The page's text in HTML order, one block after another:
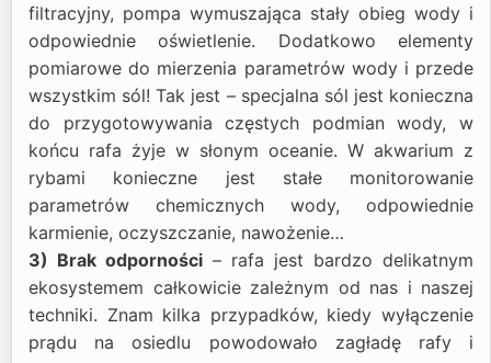
filtracyjny, pompa wymuszająca stały obieg wody i
odpowiednie oświetlenie. Dodatkowo elementy
pomiarowe do mierzenia parametrów wody i przede
wszystkim sól! Tak jest – specjalna sól jest konieczna
do przygotowywania częstych podmian wody, w
końcu rafa żyje w słonym oceanie. W akwarium z
rybami konieczne jest stałe monitorowanie
parametrów chemicznych wody, odpowiednie
karmienie, oczyszczanie, nawożenie…
3) Brak odporności – rafa jest bardzo delikatnym
ekosystemem całkowicie zależnym od nas i naszej
techniki. Znam kilka przypadków, kiedy wyłączenie
prądu na osiedlu powodowało zagładę rafy i